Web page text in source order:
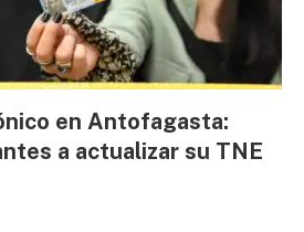
en Antofagasta:
a actualizar su TNE